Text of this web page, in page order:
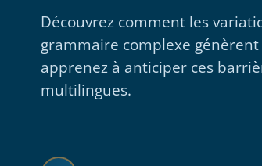
Découvrez comment les
grammaire complexe
apprenez à anticiper ces
multilingues.